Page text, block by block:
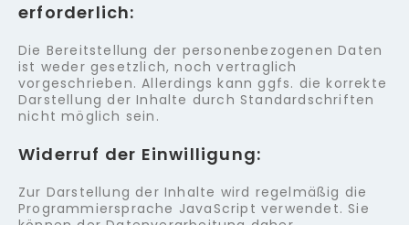
erforderlich:
Die Bereitstellung der personenbezogenen Daten
ist weder gesetzlich, noch vertraglich
vorgeschrieben. Allerdings kann ggfs. die korrekte
Darstellung der Inhalte durch Standardschriften
nicht möglich sein.
Widerruf der Einwilligung:
Zur Darstellung der Inhalte wird regelmäßig die
Programmiersprache JavaScript verwendet. Sie